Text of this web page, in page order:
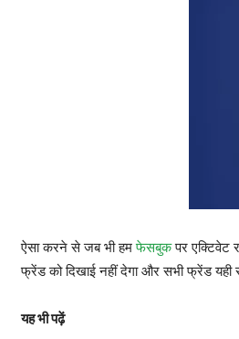
ऐसा करने से जब भी हमफेसबुकपर एक्टिवेट
फ्रेंड को दिखाई नहीं देगा और सभी फ्रेंड
यह भी पढ़ें